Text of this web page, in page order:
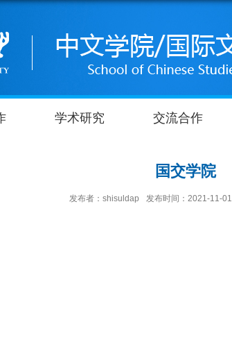
学术研究 交流合作
国交学院
发布者：shisuldap 发布时间：2021-11-01